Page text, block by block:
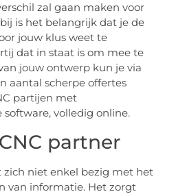
zal gaan maken voor
is het belangrijk dat je de
jouw klus weet te
dat in staat is om mee te
jouw ontwerp kun je via
aantal scherpe offertes
partijen met
volledig online.
partner
zich niet enkel bezig met het
van informatie. Het zorgt